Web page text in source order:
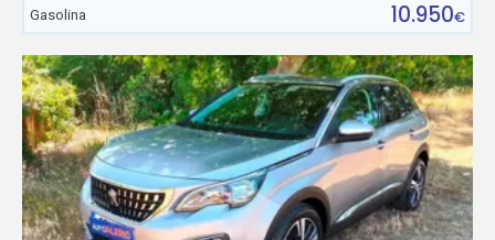
Gasolina
10.950€